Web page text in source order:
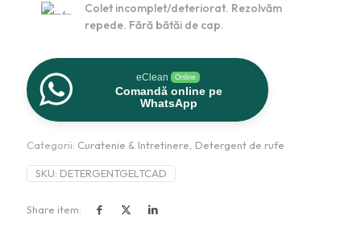
Colet incomplet/deteriorat. Rezolvăm
repede. Fără bătăi de cap.
eClean Online
Comandă online pe
WhatsApp
Categorii: Curatenie & Intretinere Detergent de rufe
SKU: DETERGENTGELTCAD
Share item: